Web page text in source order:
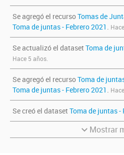
Se agregó el recursoTomas de
Toma de juntas - Febrero 2021 .
Se actualizó el dataset Toma de
Hace 5 años.
Se agregó el recursoToma de
Toma de juntas - Febrero 2021 .
Se creó el dataset Toma de juntas -
Mostrar